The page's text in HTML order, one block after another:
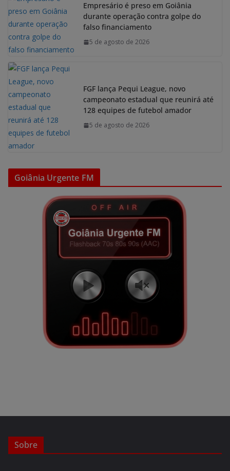
Empresário é preso em Goiânia
durante operação contra golpe do
falso financiamento
5 de agosto de 2026
FGF lança Pequi League, novo
campeonato estadual que reunirá até
128 equipes de futebol amador
5 de agosto de 2026
Goiânia Urgente FM
Sobre